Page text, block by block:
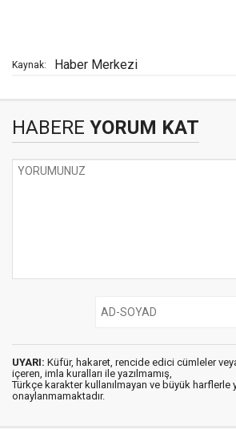
Kaynak: Haber Merkezi
HABERE YORUM KAT
UYARI: Küfür, hakaret, rencide edici cümleler
içeren, imla kuralları ile yazılmamış,
Türkçe karakter kullanılmayan ve büyük harflerle
onaylanmamaktadır.